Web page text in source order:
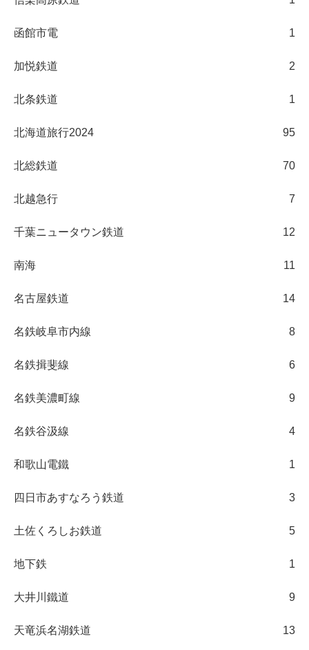
函館市電 1
加悦鉄道 2
北条鉄道 1
北海道旅行2024 95
北総鉄道 70
北越急行 7
千葉ニュータウン鉄道 12
南海 11
名古屋鉄道 14
名鉄岐阜市内線 8
名鉄揖斐線 6
名鉄美濃町線 9
名鉄谷汲線 4
和歌山電鐵 1
四日市あすなろう鉄道 3
土佐くろしお鉄道 5
地下鉄 1
大井川鐵道 9
天竜浜名湖鉄道 13